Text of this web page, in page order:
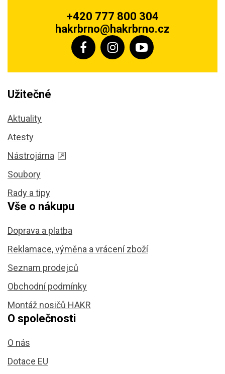
+420 777 800 304
hakrbrno@hakrbrno.cz
Užitečné
Aktuality
Atesty
Nástrojárna
Soubory
Rady a tipy
Vše o nákupu
Doprava a platba
Reklamace, výměna a vrácení zboží
Seznam prodejců
Obchodní podmínky
Montáž nosičů HAKR
O společnosti
O nás
Dotace EU